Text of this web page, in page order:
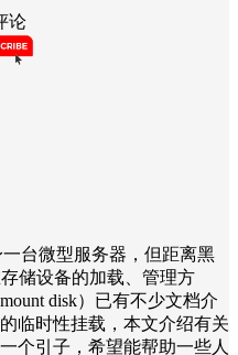
论
台微型服务器，但距离黑
储设备的加载、管理方
disk）已有不少文档介
临时性挂载，本文介绍有关
个引子，希望能帮助一些人